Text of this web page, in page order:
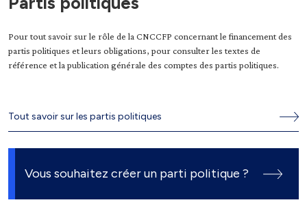
Pour tout savoir sur le rôle de la CNCCFP concernant le financement des
partis politiques et leurs obligations, pour consulter les textes de
référence et la publication générale des comptes des partis politiques.
Tout savoir sur les partis politiques
Vous souhaitez créer un parti politique ?